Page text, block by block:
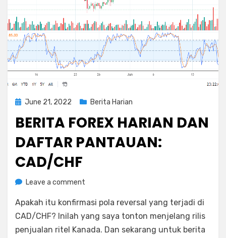
Posted
June 21, 2022 Berita Harian
BERITA FOREX HARIAN DAN
DAFTAR PANTAUAN:
CAD/CHF
byRediyus
Leave a comment
Forex
Harian
dan
Apakah itu konfirmasi pola reversal yang terjadi di
CAD/CHF? Inilah yang saya tonton menjelang rilis
penjualan ritel Kanada. Dan sekarang untuk berita